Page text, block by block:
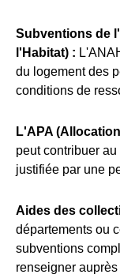
Subventions de
l'Habitat) :
du logement des
conditions de
L'APA
peut contribuer
justifiée par une
Aides des
départements ou
subventions
renseigner